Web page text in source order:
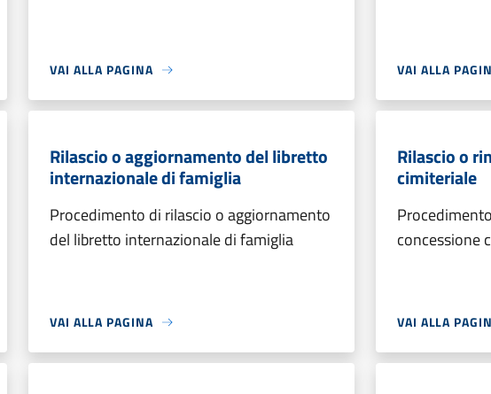
VAI ALLA PAGINA VAI ALLA
Rilascio o aggiornamento del libretto
internazionale di famiglia
Procedimento di rilascio o aggiornamento
del libretto internazionale di famiglia
VAI ALLA PAGINA
Rilascio o
cimiteriale
concessione
VAI ALLA